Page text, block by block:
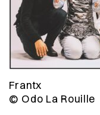
Frantx
© Odo La Rouille